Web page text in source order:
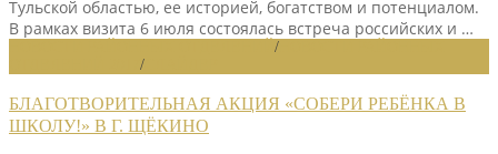
Тульской областью, ее историей, богатством и потенциалом.
В рамках визита 6 июля состоялась встреча российских и …
/
/
БЛАГОТВОРИТЕЛЬНАЯ АКЦИЯ «СОБЕРИ РЕБЁНКА В
ШКОЛУ!» В Г. ЩЁКИНО